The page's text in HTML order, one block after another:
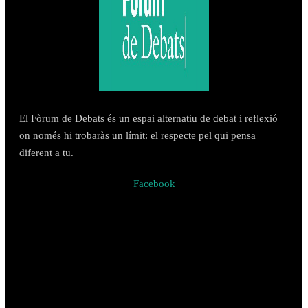
El Fòrum de Debats és un espai alternatiu de debat i reflexió
on només hi trobaràs un límit: el respecte pel qui pensa
diferent a tu.
Facebook